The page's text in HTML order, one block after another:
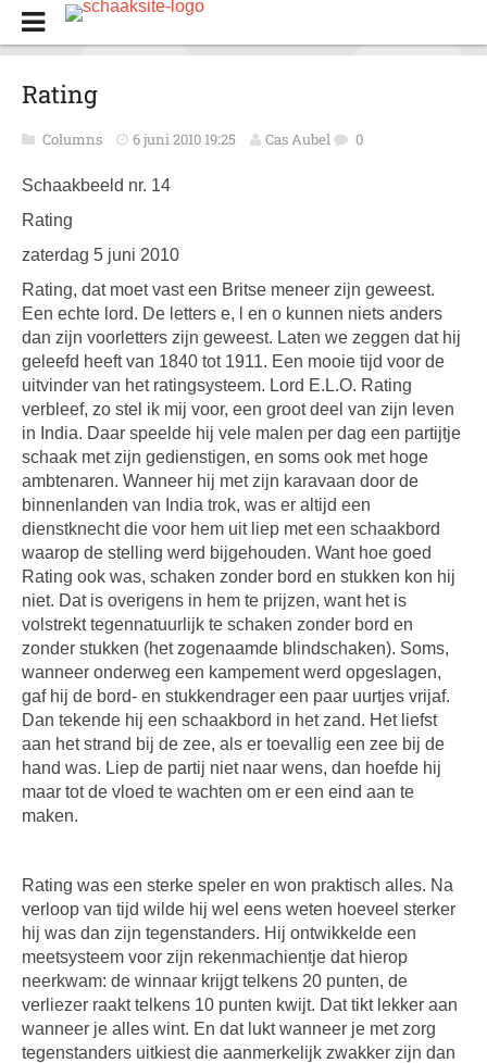
Rating
Columns 6 juni 2010 19:25 Cas Aubel 0
Schaakbeeld nr. 14
Rating
zaterdag 5 juni 2010
Rating, dat moet vast een Britse meneer zijn geweest.
Een echte lord. De letters e, l en o kunnen niets anders
dan zijn voorletters zijn geweest. Laten we zeggen dat hij
geleefd heeft van 1840 tot 1911. Een mooie tijd voor de
uitvinder van het ratingsysteem. Lord E.L.O. Rating
verbleef, zo stel ik mij voor, een groot deel van zijn leven
in India. Daar speelde hij vele malen per dag een partijtje
schaak met zijn gedienstigen, en soms ook met hoge
ambtenaren. Wanneer hij met zijn karavaan door de
binnenlanden van India trok, was er altijd een
dienstknecht die voor hem uit liep met een schaakbord
waarop de stelling werd bijgehouden. Want hoe goed
Rating ook was, schaken zonder bord en stukken kon hij
niet. Dat is overigens in hem te prijzen, want het is
volstrekt tegennatuurlijk te schaken zonder bord en
zonder stukken (het zogenaamde blindschaken). Soms,
wanneer onderweg een kampement werd opgeslagen,
gaf hij de bord- en stukkendrager een paar uurtjes vrijaf.
Dan tekende hij een schaakbord in het zand. Het liefst
aan het strand bij de zee, als er toevallig een zee bij de
hand was. Liep de partij niet naar wens, dan hoefde hij
maar tot de vloed te wachten om er een eind aan te
maken.
Rating was een sterke speler en won praktisch alles. Na
verloop van tijd wilde hij wel eens weten hoeveel sterker
hij was dan zijn tegenstanders. Hij ontwikkelde een
meetsysteem voor zijn rekenmachientje dat hierop
neerkwam: de winnaar krijgt telkens 20 punten, de
verliezer raakt telkens 10 punten kwijt. Dat tikt lekker aan
wanneer je alles wint. En dat lukt wanneer je met zorg
tegenstanders uitkiest die aanmerkelijk zwakker zijn dan